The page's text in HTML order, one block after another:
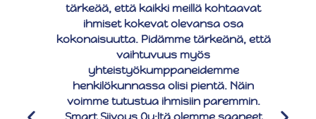
tärkeää, että kaikki meillä kohtaavat
ihmiset kokevat olevansa osa
kokonaisuutta. Pidämme tärkeänä, että
vaihtuvuus myös
yhteistyökumppaneidemme
henkilökunnassa olisi pientä. Näin
voimme tutustua ihmisiin paremmin.